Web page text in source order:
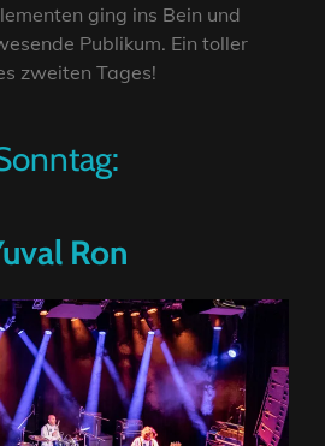
ging ins Bein und
Publikum. Ein toller
zweiten Tages!
Ron